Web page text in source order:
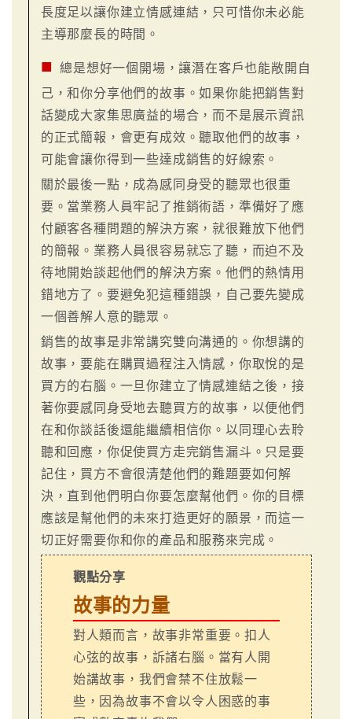
長度足以讓你建立情感連結，只可惜你未必能
主導那麼長的時間。
■總是想好一個開場，讓潛在客戶也能敞開自
己，和你分享他們的故事。如果你能把銷售對
話變成大家集思廣益的場合，而不是展示資訊
的正式簡報，會更有成效。聽取他們的故事，
可能會讓你得到一些達成銷售的好線索。
關於最後一點，成為感同身受的聽眾也很重
要。當業務人員牢記了推銷術語，準備好了應
付顧客各種問題的解決方案，就很難放下他們
的簡報。業務人員很容易就忘了聽，而迫不及
待地開始談起他們的解決方案。他們的熱情用
錯地方了。要避免犯這種錯誤，自己要先變成
一個善解人意的聽眾。
銷售的故事是非常講究雙向溝通的。你想講的
故事，要能在購買過程注入情感，你取悅的是
買方的右腦。一旦你建立了情感連結之後，接
著你要感同身受地去聽買方的故事，以便他們
在和你談話後還能繼續相信你。以同理心去聆
聽和回應，你促使買方走完銷售漏斗。只是要
記住，買方不會很清楚他們的難題要如何解
決，直到他們明白你要怎麼幫他們。你的目標
應該是幫他們的未來打造更好的願景，而這一
切正好需要你和你的產品和服務來完成。
觀點分享
故事的力量
對人類而言，故事非常重要。扣人
心弦的故事，訴諸右腦。當有人開
始講故事，我們會禁不住放鬆一
些，因為故事不會以令人困惑的事